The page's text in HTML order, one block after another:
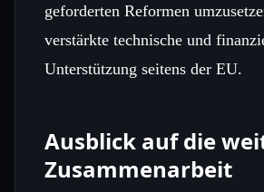
geforderten Reformen
verstärkte technische und
Unterstützung seitens der EU.
Ausblick auf die
Zusammenarbeit